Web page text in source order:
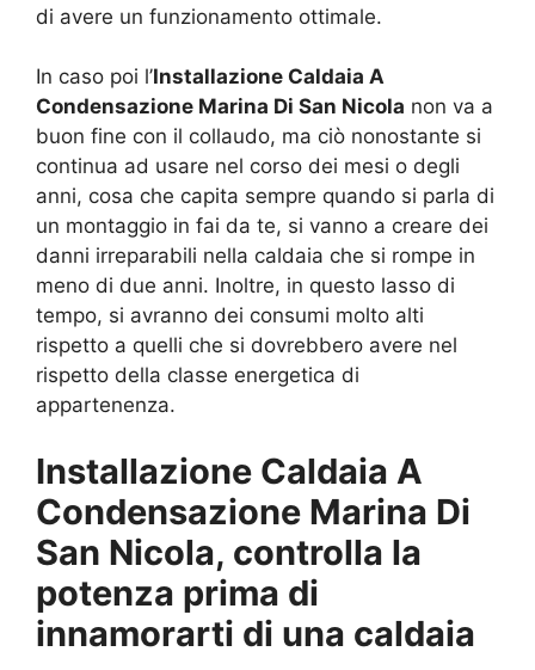
di avere un funzionamento ottimale.
In caso poi l’Installazione Caldaia A
Condensazione Marina Di San Nicola non va a
buon fine con il collaudo, ma ciò nonostante si
continua ad usare nel corso dei mesi o degli
anni, cosa che capita sempre quando si parla di
un montaggio in fai da te, si vanno a creare dei
danni irreparabili nella caldaia che si rompe in
meno di due anni. Inoltre, in questo lasso di
tempo, si avranno dei consumi molto alti
rispetto a quelli che si dovrebbero avere nel
rispetto della classe energetica di
appartenenza.
Installazione Caldaia A
Condensazione Marina Di
San Nicola, controlla la
potenza prima di
innamorarti di una caldaia